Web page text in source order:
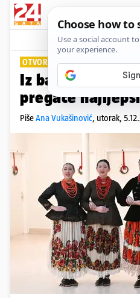
OTVORENA IZLOŽBA
Iz bakine
pregače
PišeAna Vukašinović, utorak,